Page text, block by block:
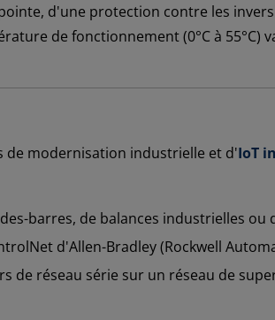
d'une protection contre les
de fonctionnement (0°C à 55°C)
de modernisation industrielle et d'IoT
barres, de balances industrielles ou
d'Allen-Bradley (Rockwell
de réseau série sur un réseau de